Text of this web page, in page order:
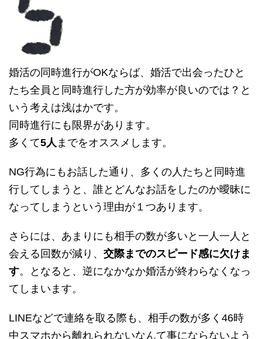
婚活の同時進行がOKならば、婚活で出会ったひと
たち全員と同時進行した方が効率が良いのでは？と
いう考えは浅はかです。
同時進行にも限界があります。
多くて5人 までをオススメします。
NG行為にもお話した通り、多くの人たちと同時進
行してしまうと、誰とどんなお話をしたのか曖昧に
なってしまうという理由が１つあります。
さらには、あまりにも相手の数が多いと一人一人と
会える回数が減り、 交際までのスピード感に欠けま
す。となると、逆になかなか婚活が終わらなくなっ
てしまいます。
LINEなどで連絡を取る際も、相手の数が多く46時
中スマホから離れられないなんて事にならないよう